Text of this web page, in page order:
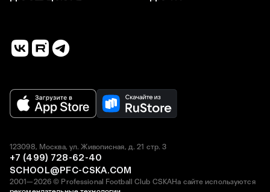
2001—2026 © Professional Football Club CSKAНа сайте используются
123098, Москва, ул. Живописная, д. 21 стр. 3
+7 (499) 728-62-40
SCHOOL@PFC-CSKA.COM